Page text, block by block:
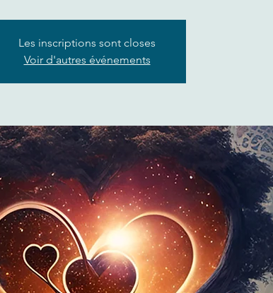
Les inscriptions sont closes
Voir d'autres événements